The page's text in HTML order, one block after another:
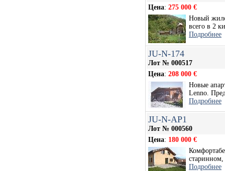
Цена: 275 000 €
Новый
всего в 2
Подробнее
JU-N-174
Лот № 000517
Цена: 208 000 €
Новые
Lenno.
Подробнее
JU-N-AP1
Лот № 000560
Цена: 180 000 €
Подробнее